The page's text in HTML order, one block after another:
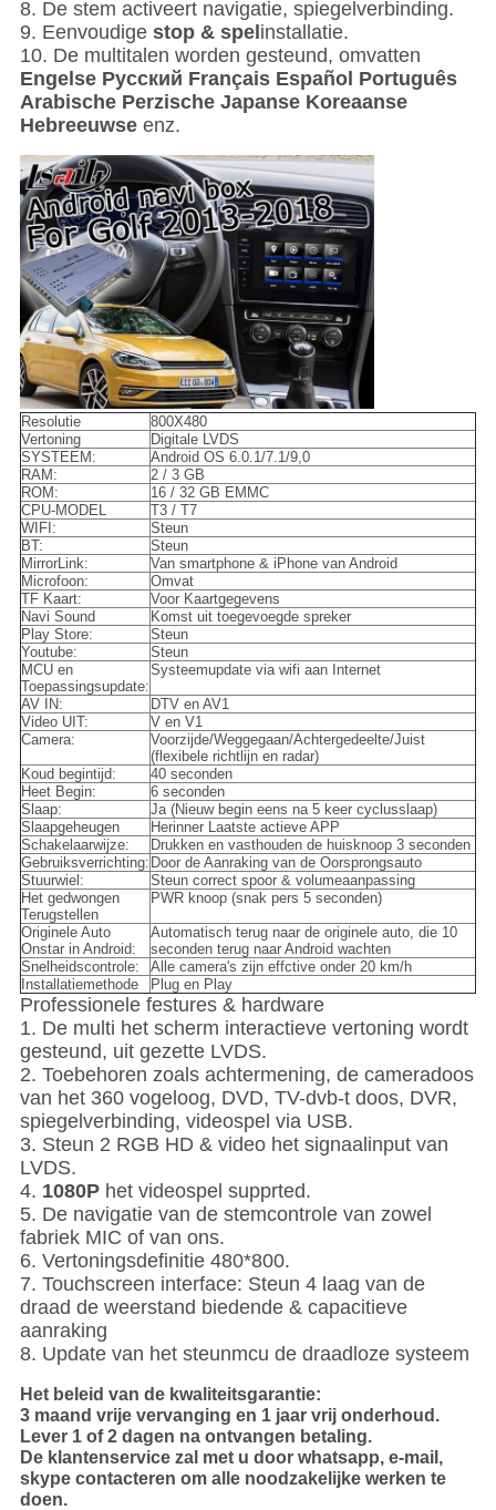
8. De stem activeert navigatie, spiegelverbinding.
9. Eenvoudige stop & spel installatie.
10. De multitalen worden gesteund, omvatten
Engelse Pусский Français Español Português
Arabische Perzische Japanse Koreaanse
Hebreeuwseenz.
Resolutie
800X480
Vertoning
Digitale LVDS
SYSTEEM:
Android OS 6.0.1/7.1/9,0
RAM:
2 / 3 GB
ROM:
16 / 32 GB EMMC
CPU-MODEL
T3 / T7
WIFI:
Steun
BT:
Steun
MirrorLink:
Van smartphone & iPhone van Android
Microfoon:
Omvat
TF Kaart:
Voor Kaartgegevens
Navi Sound
Komst uit toegevoegde spreker
Play Store:
Steun
Youtube:
Steun
MCU en
Toepassingsupdate:
Systeemupdate via wifi aan Internet
AV IN:
DTV en AV1
Video UIT:
V en V1
Camera:
Voorzijde/Weggegaan/Achtergedeelte/Juist
(flexibele richtlijn en radar)
Koud begintijd:
40 seconden
Heet Begin:
6 seconden
Slaap:
Ja (Nieuw begin eens na 5 keer cyclusslaap)
Slaapgeheugen
Herinner Laatste actieve APP
Schakelaarwijze:
Drukken en vasthouden de huisknoop 3 seconden
Gebruiksverrichting: Door de Aanraking van de Oorsprongsauto
Stuurwiel:
Steun correct spoor & volumeaanpassing
Het gedwongen
Terugstellen
PWR knoop (snak pers 5 seconden)
Originele Auto
Onstar in Android:
Automatisch terug naar de originele auto, die 10
seconden terug naar Android wachten
Snelheidscontrole:
Alle camera's zijn effctive onder 20 km/h
Installatiemethode
Plug en Play
Professionele festures & hardware
1. De multi het scherm interactieve vertoning wordt
gesteund, uit gezette LVDS.
2. Toebehoren zoals achtermening, de cameradoos
van het 360 vogeloog, DVD, TV-dvb-t doos, DVR,
spiegelverbinding, videospel via USB.
3. Steun 2 RGB HD & video het signaalinput van
LVDS.
4. 1080Phet videospel supprted.
5. De navigatie van de stemcontrole van zowel
fabriek MIC of van ons.
6. Vertoningsdefinitie 480*800.
7. Touchscreen interface: Steun 4 laag van de
draad de weerstand biedende & capacitieve
aanraking
8. Update van het steunmcu de draadloze systeem
Het beleid van de kwaliteitsgarantie:
3 maand vrije vervanging en 1 jaar vrij onderhoud.
Lever 1 of 2 dagen na ontvangen betaling.
De klantenservice zal met u door whatsapp, e-mail,
skype contacteren om alle noodzakelijke werken te
doen.